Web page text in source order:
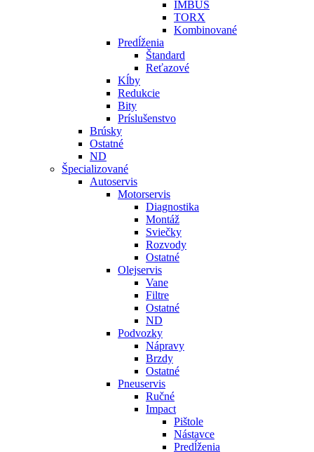
IMBUS
TORX
Kombinované
Predĺženia
Štandard
Reťazové
Kĺby
Redukcie
Bity
Príslušenstvo
Brúsky
Ostatné
ND
Špecializované
Autoservis
Motorservis
Diagnostika
Montáž
Sviečky
Rozvody
Ostatné
Olejservis
Vane
Filtre
Ostatné
ND
Podvozky
Nápravy
Brzdy
Ostatné
Pneuservis
Ručné
Impact
Pištole
Nástavce
Predĺženia